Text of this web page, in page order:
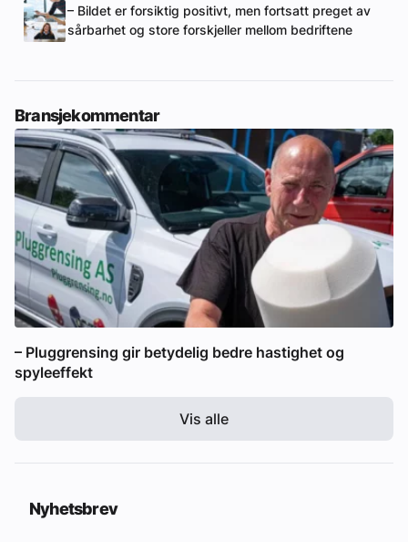
– Bildet er forsiktig positivt, men fortsatt preget av
sårbarhet og store forskjeller mellom bedriftene
Bransjekommentar
– Pluggrensing gir betydelig bedre hastighet og
spyleeffekt
Vis alle
Nyhetsbrev